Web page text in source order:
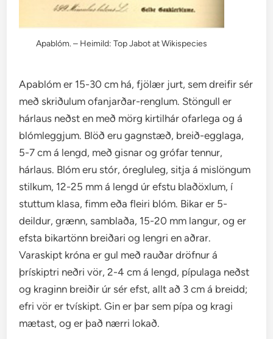
Apablóm. – Heimild: Top Jabot at Wikispecies
Apablóm er 15-30 cm há, fjölær jurt, sem dreifir sér
með skriðulum ofanjarðar-renglum. Stöngull er
hárlaus neðst en með mörg kirtilhár ofarlega og á
blómleggjum. Blöð eru gagnstæð, breið-egglaga,
5-7 cm á lengd, með gisnar og grófar tennur,
hárlaus. Blóm eru stór, óregluleg, sitja á mislöngum
stilkum, 12-25 mm á lengd úr efstu blaðöxlum, í
stuttum klasa, fimm eða fleiri blóm. Bikar er 5-
deildur, grænn, samblaða, 15-20 mm langur, og er
efsta bikartönn breiðari og lengri en aðrar.
Varaskipt króna er gul með rauðar dröfnur á
þrískiptri neðri vör, 2-4 cm á lengd, pípulaga neðst
og kraginn breiðir úr sér efst, allt að 3 cm á breidd;
efri vör er tvískipt. Gin er þar sem pípa og kragi
mætast, og er það nærri lokað.